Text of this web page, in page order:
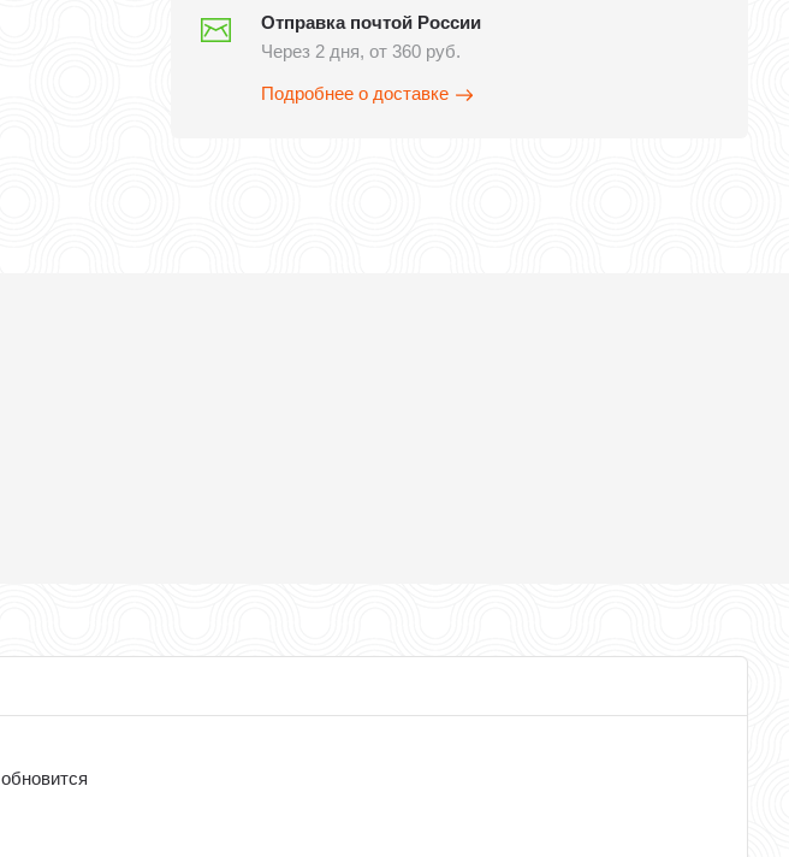
Отправка почтой России
Через 2 дня, от 360 руб.
Подробнее о доставке